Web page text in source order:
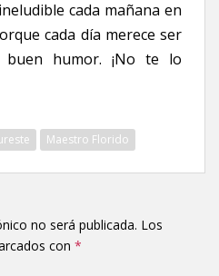
cada mañana en
cada día merece ser
humor. ¡No te lo
Maestro Florido
no será publicada. Los
con *